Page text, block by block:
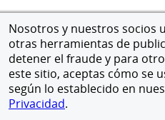
Nosotros y nuestros socios
otras herramientas de
detener el fraude y para
este sitio, aceptas cómo se
según lo establecido en
Privacidad.